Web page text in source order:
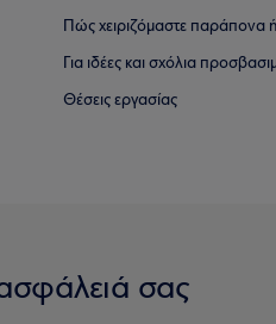
Πώς χειριζόμαστε παράπονα
Για ιδέες και σχόλια
Θέσεις εργασίας
σας